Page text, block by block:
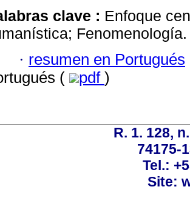
clave : Enfoque
Fenomenología.
· resumen en Portugués
(
pdf )
R. 1. 128,
74175-
Tel.:
Site: